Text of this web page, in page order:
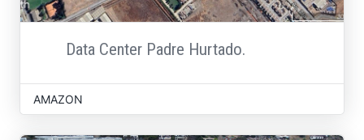
Data Center Padre Hurtado.
AMAZON